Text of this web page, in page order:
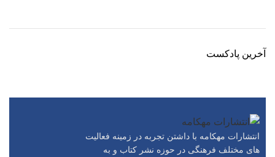
آخرین پادکست
انتشارات مهکامه با داشتن تجربه در زمینه فعالیت
های مختلف فرهنگی در حوزه نشر کتاب و به